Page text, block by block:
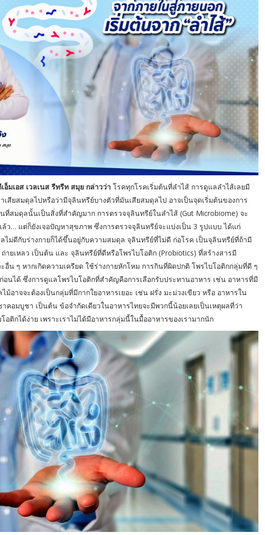
มเอส เวลเนส รีทรีท สมุย กล่าวว่า โรคทุกโรคเริ่มต้นที่ลำไส้ การดูแลลำไส้เลยมี
สียสมดุลไปหรือว่ามีจุลินทรีย์บางตัวที่มันเสียสมดุลไป อาจเป็นจุดเริ่มต้นของการ
นที่สมดุลนั้นเป็นสิ่งที่สำคัญมาก การตรวจจุลินทรีย์ในลำไส้ (Gut Microbiome) จะ
ว… แต่ก็ยังเจอปัญหาสุขภาพ ซึ่งการตรวจจุลินทรีย์จะแบ่งเป็น 3 รูปแบบ ได้แก่
ไม่ดีกับร่างกายก็ได้ขึ้นอยู่กับความสมดุล จุลินทรีย์ที่ไม่ดี ก่อโรค เป็นจุลินทรีย์ที่ถ้ามี
ถ่ายเหลว เป็นต้น และ จุลินทรีย์ที่ดีหรือโพรไบโอติก (Probiotics) ที่สร้างสารมี
น ๆ หากเกิดความเครียด ใช้ร่างกายหักโหม การกินที่ผิดปกติ โพรไบโอติกกลุ่มที่ดี ๆ
นได้ ซึ่งการดูแลโพรไบโอติกที่สำคัญคือการเลือกรับประทานอาหาร เช่น อาหารที่มี
อาจจะต้องเป็นกลุ่มที่มีกากใยอาหารเยอะ เช่น ฝรั่ง มะม่วงเขียว หรือ อาหารใน
คอมบูชา เป็นต้น ข้อจำกัดเดียวในอาหารไทยจะมีพวกนี้น้อยเลยเป็นเหตุผลที่ว่า
ติกได้ง่าย เพราะเราไม่ได้มีอาหารกลุ่มนี้ในมื้ออาหารของเรามากนัก